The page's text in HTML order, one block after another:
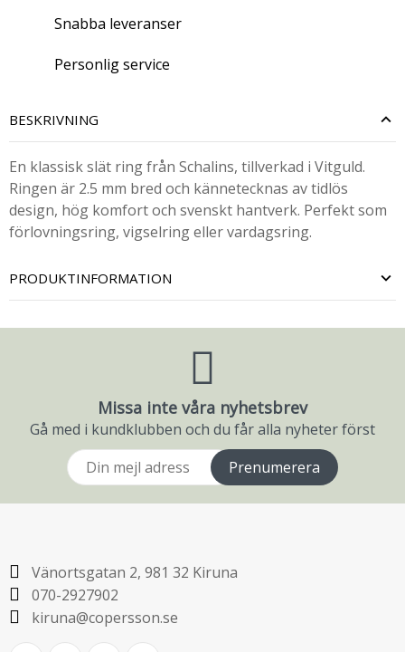
Snabba leveranser
Personlig service
BESKRIVNING
En klassisk slät ring från Schalins, tillverkad i Vitguld.
Ringen är 2.5 mm bred och kännetecknas av tidlös
design, hög komfort och svenskt hantverk. Perfekt som
förlovningsring, vigselring eller vardagsring.
PRODUKTINFORMATION
Missa inte våra nyhetsbrev
Gå med i kundklubben och du får alla nyheter först
Prenumerera
Vänortsgatan 2, 981 32 Kiruna
070-2927902
kiruna@copersson.se